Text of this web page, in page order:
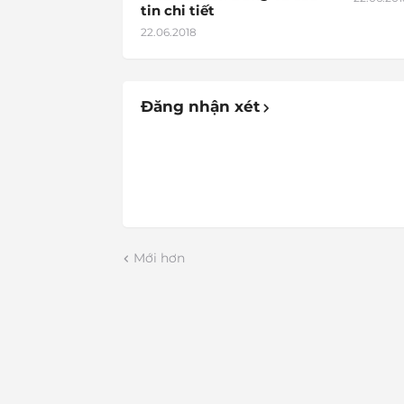
tin chi tiết
22.06.2018
Đăng nhận xét
Mới hơn